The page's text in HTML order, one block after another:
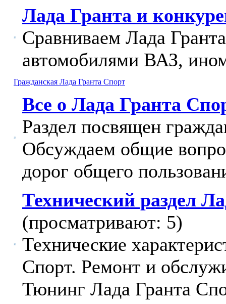
Лада Гранта и
Сравниваем Лада
автомобилями ВАЗ,
Гражданская Лада Гранта Спорт
Все о Лада Гранта
Раздел посвящен
Обсуждаем общие
дорог общего
Технический раздел
(просматривают: 5)
Технические
Спорт. Ремонт и
Тюнинг Лада Гранта